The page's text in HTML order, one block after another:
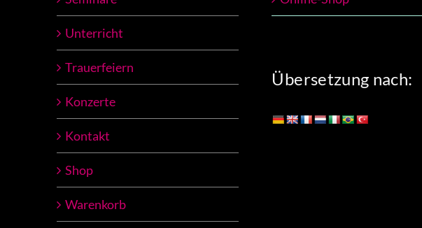
Unterricht
Trauerfeiern
Konzerte
Kontakt
Shop
Warenkorb
Übersetzung nach: